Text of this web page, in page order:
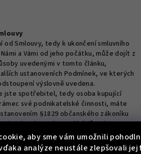
aby sme vám umožnili
analýze neustále zlepšovali jej
od Smlouvy, tedy k ukončení smluvního
a Vámi od jeho počátku, může dojít z
uvedenými v tomto článku,
ustanoveních Podmínek, ve kterých
výslovně uvedena.
jste spotřebitel, tedy osoba kupující
své podnikatelské činnosti, máte
§1829 občanského zákoníku
od Smlouvy bez udání důvodu ve
dne uzavření Smlouvy, resp. pokud se
zboží, pak do čtrnácti dnů od jeho